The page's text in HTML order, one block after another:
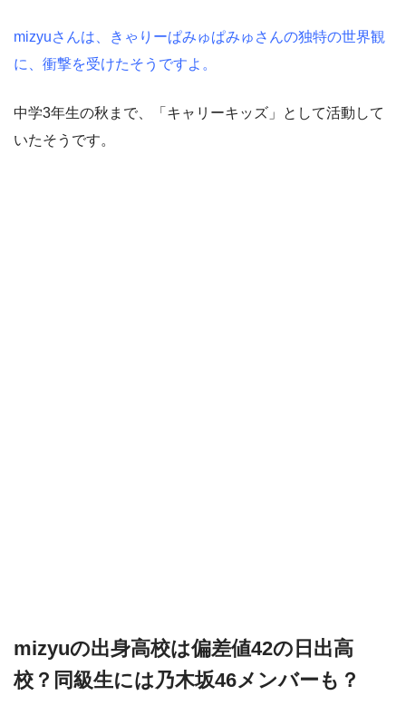
mizyuさんは、きゃりーぱみゅぱみゅさんの独特の世界観
に、衝撃を受けたそうですよ。
中学3年生の秋まで、「キャリーキッズ」として活動して
いたそうです。
mizyuの出身高校は偏差値42の日出高
校？同級生には乃木坂46メンバーも？